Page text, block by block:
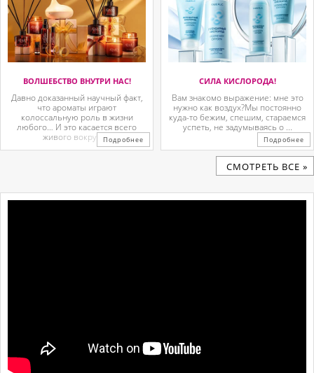
ВОЛШЕБСТВО ВНУТРИ НАС!
Давно доказанный научный факт,
что ароматы играют
колоссальную роль в жизни
любого… И это касается всего
живого вокруг. ...Подробнее
СИЛА КИСЛОРОДА!
Вам знакомо выражение: мне это
нужно как воздух?Мы постоянно
куда-то бежим, спешим, стараемся
успеть, не задумываясь о ...
Подробнее
CМОТРЕТЬ ВСЕ »